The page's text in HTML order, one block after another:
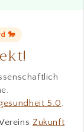
🐎
5.0.
Zukunft